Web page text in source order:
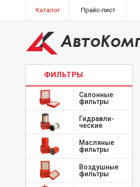
Каталог Прайс-лист
ФИЛЬТРЫ
Салонные
фильтры
Гидравли-
ческие
Масляные
фильтры
Воздушные
фильтры